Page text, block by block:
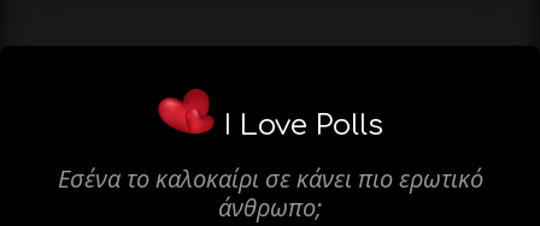
I Love Polls
Εσένα το καλοκαίρι σε κάνει πιο ερωτικό
άνθρωπο;